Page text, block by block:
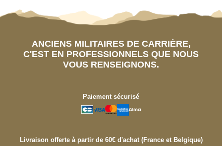
ANCIENS MILITAIRES DE CARRIÈRE,
C'EST EN PROFESSIONNELS QUE NOUS
VOUS RENSEIGNONS.
Paiement sécurisé
Livraison offerte à partir de 60€ d'achat (France et Belgique)